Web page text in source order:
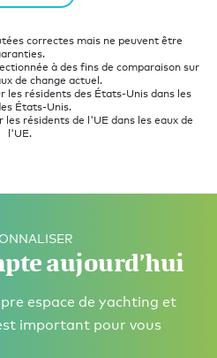
correctes mais ne peuvent être
à des fins de comparaison sur
de change actuel.
les résidents des États-Unis dans les
États-Unis.
les résidents de l'UE dans les eaux de
l'UE.
aujourd’hui
espace de yachting et
important pour vous